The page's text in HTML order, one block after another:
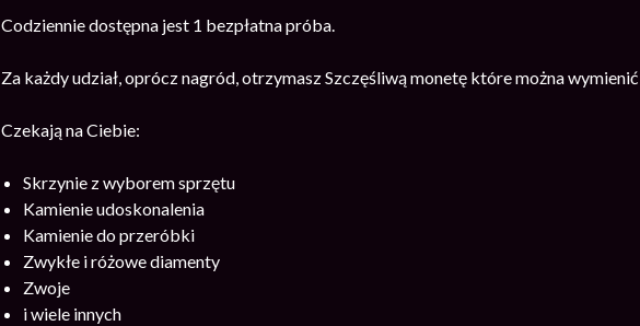
Codziennie dostępna jest 1 bezpłatna próba.
Za każdy udział, oprócz nagród, otrzymasz Szczęśliwą monetę które można
Czekają na Ciebie:
Skrzynie z wyborem sprzętu
Kamienie udoskonalenia
Kamienie do przeróbki
Zwykłe i różowe diamenty
Zwoje
i wiele innych